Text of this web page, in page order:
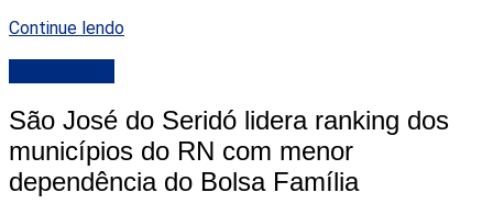
Continue lendo
São José do Seridó lidera ranking dos
municípios do RN com menor
dependência do Bolsa Família